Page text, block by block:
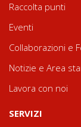
Raccolta punti
Eventi
Collaborazioni e
Notizie e Area
Lavora con noi
SERVIZI